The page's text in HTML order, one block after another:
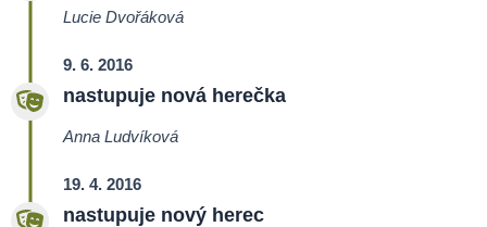
Lucie Dvořáková
9. 6. 2016
nastupuje nová herečka
Anna Ludvíková
19. 4. 2016
nastupuje nový herec